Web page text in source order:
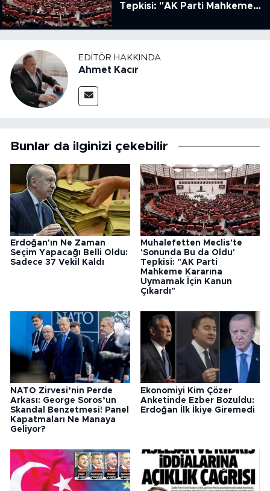
Tepkisi: "AK Parti Mahkeme
Kanun Çıkardı"
EDITÖR HAKKINDA
Ahmet Kacır
Bunlar da ilginizi çekebilir
Erdoğan'ın Ne Zaman
Seçim Yapacağı Belli Oldu:
Sadece 37 Vekil Kaldı
Muhalefetten Meclis'te
'Sonunda Bu da Oldu'
Tepkisi: "AK Parti
Mahkeme Kararına
Uymamak İçin Kanun
Çıkardı"
NATO Zirvesi’nin Perde
Arkası: George Soros’un
Skandal Benzetmesi! Panel
Kapatmaları Ne Manaya
Geliyor?
Ekonomiyi Kim Çözer
Anketinde Ezber Bozuldu:
Erdoğan İlk İkiye Giremedi